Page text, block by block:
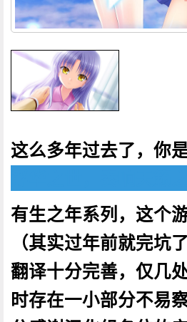
这么多年过去了，你
有生之年系列，这个
（其实过年前就完坑
翻译十分完善，仅几
时存在一小部分不易